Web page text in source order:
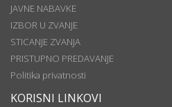
JAVNE NABAVKE
IZBOR U ZVANJE
STICANJE ZVANJA
PRISTUPNO PREDAVANJE
Politika privatnosti
KORISNI LINKOVI